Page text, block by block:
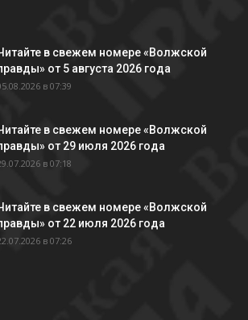
в свежем номере «Волжской
от 5 августа 2026 года
в 07:39
в свежем номере «Волжской
от 29 июля 2026 года
в 07:18
в свежем номере «Волжской
от 22 июля 2026 года
в 07:26